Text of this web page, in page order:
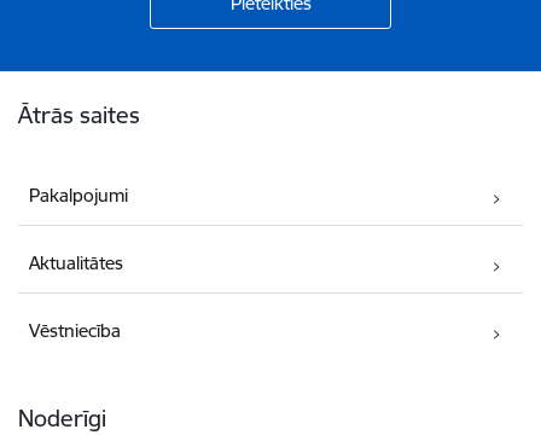
Ātrās saites
Pakalpojumi
Aktualitātes
Vēstniecība
Noderīgi